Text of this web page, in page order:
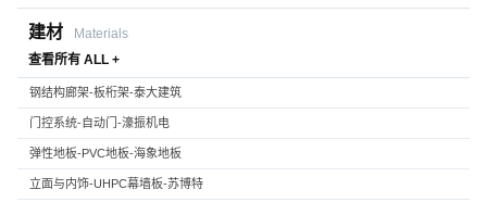
建材
Materials
查看所有 ALL +
钢结构廊架-板桁架-泰大建筑
门控系统-自动门-濠振机电
弹性地板-PVC地板-海象地板
立面与内饰-UHPC幕墙板-苏博特